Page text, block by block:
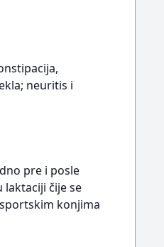
neuritis i
pre i posle
čije se
konjima